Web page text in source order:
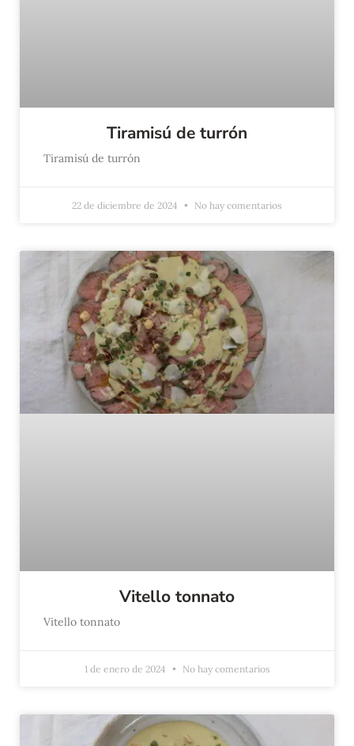
Tiramisú de turrón
Tiramisú de turrón
22 de diciembre de 2024 No hay comentarios
Vitello tonnato
Vitello tonnato
1 de enero de 2024 No hay comentarios